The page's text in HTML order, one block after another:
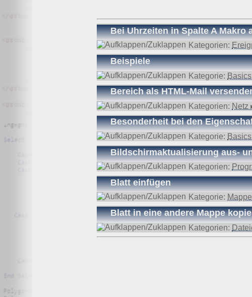
Bei Uhrzeiten in Spalte A Makro
Kategorien:
Beispiele
Kategorie:
Bereich als HTML-Mail
Kategorien: Netz
Besonderheit bei den
Kategorie:
Bildschirmaktualisierung aus-
Kategorien:
Blatt einfügen
Kategorie:
Blatt in eine andere Mappe
Kategorien: